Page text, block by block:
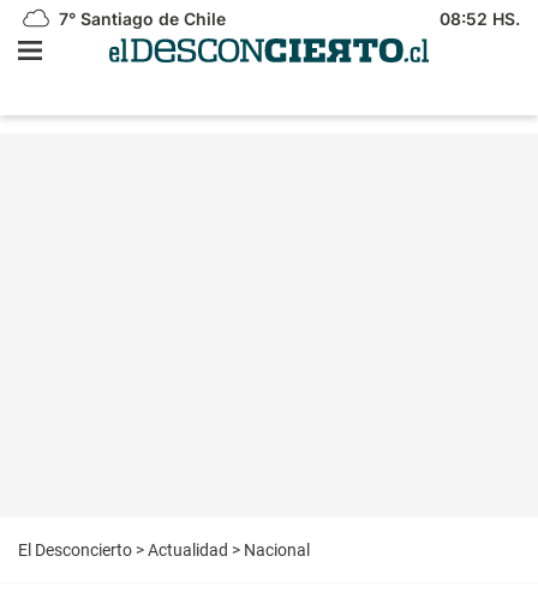
7° Santiago de Chile 08:52 HS.
El Desconcierto >Actualidad > Nacional